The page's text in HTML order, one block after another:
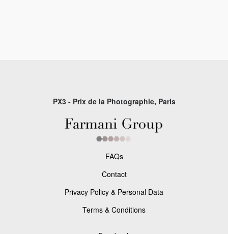
PX3 - Prix de la Photographie, Paris
FAQs
Contact
Privacy Policy & Personal Data
Terms & Conditions